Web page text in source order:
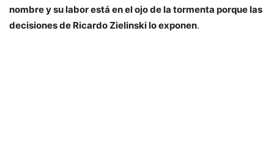
nombre y su labor está en el ojo de la tormenta porque las
decisiones de Ricardo Zielinski lo exponen.